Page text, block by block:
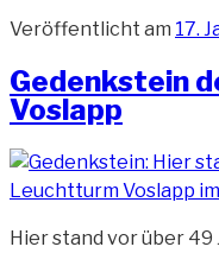
Veröffentlicht am 17.
Gedenkstein
Voslapp
Hier stand vor über